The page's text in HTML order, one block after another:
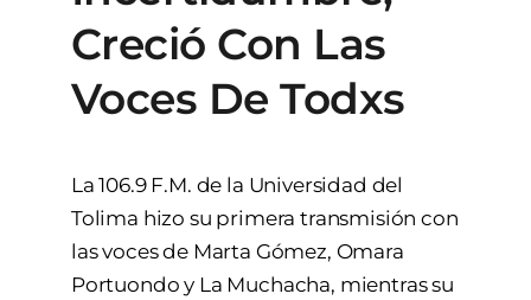
Creció Con Las
Voces De Todxs
La 106.9 F.M. de la Universidad del
Tolima hizo su primera transmisión con
las voces de Marta Gómez, Omara
Portuondo y La Muchacha, mientras su